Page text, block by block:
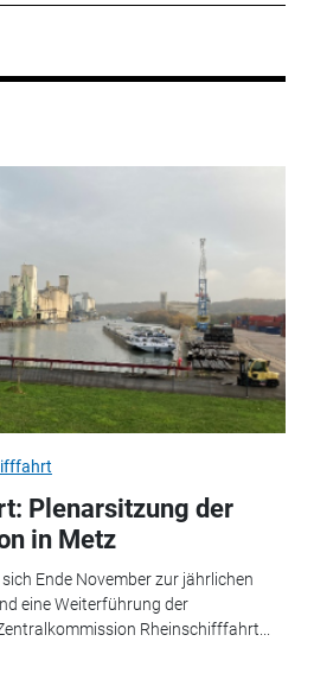
Plenarsitzung der
in Metz
Ende November zur jährlichen
eine Weiterführung der
Rheinschifffahrt...